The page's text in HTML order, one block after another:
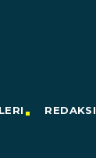
REDAKSI